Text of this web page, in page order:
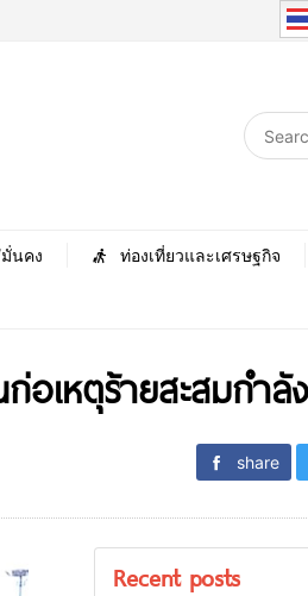
มั่นคง ท่องเที่ยวและเศรษฐกิจ
อเหตุร้ายสะสมกำ
share
Recent posts